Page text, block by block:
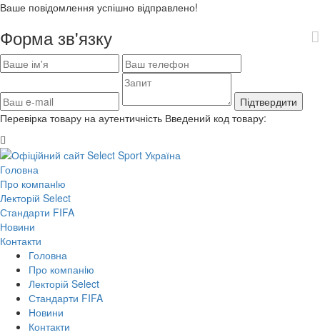
Ваше повідомлення успішно відправлено!
Форма зв'язку
Підтвердити
Перевірка товару на аутентичність Введений код товару:
Головна
Про компанiю
Лекторій Select
Стандарти FIFA
Новини
Контакти
Головна
Про компанiю
Лекторій Select
Стандарти FIFA
Новини
Контакти